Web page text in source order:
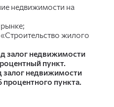
недвижимости на
жилого
залог недвижимости
пункт.
залог недвижимости
процентного пункта.